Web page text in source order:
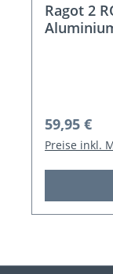
Ragot 2
Regulärer
59,95 €
Preise inkl.